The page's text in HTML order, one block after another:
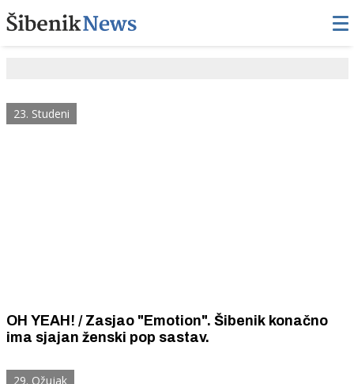
23. Studeni
OH YEAH! / Zasjao "Emotion". Šibenik konačno
ima sjajan ženski pop sastav.
29. Ožujak